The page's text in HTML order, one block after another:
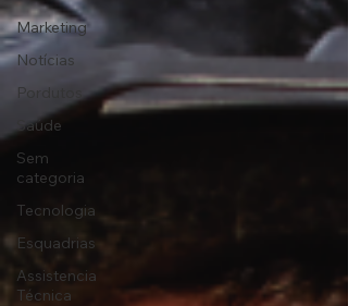
Marketing
Notícias
Pordutos
Saúde
Sem
categoria
Tecnologia
Esquadrias
Assistencia
Técnica